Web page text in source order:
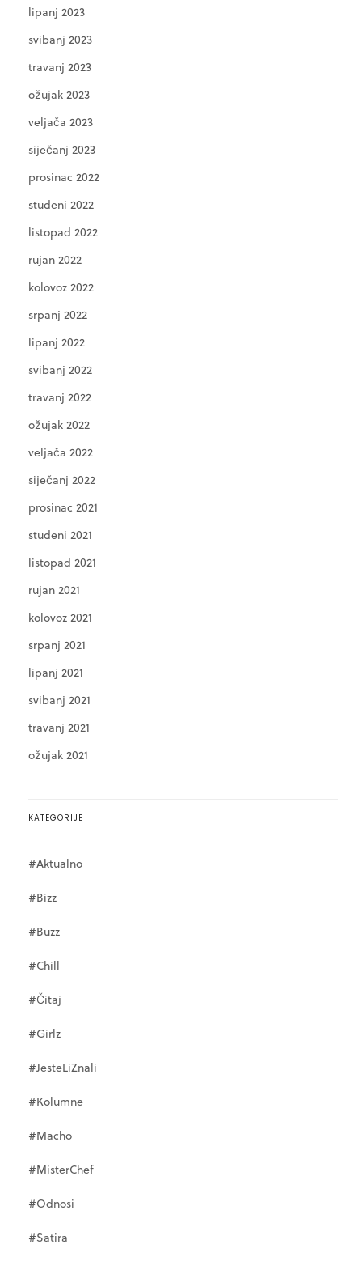
lipanj 2023
svibanj 2023
travanj 2023
ožujak 2023
veljača 2023
siječanj 2023
prosinac 2022
studeni 2022
listopad 2022
rujan 2022
kolovoz 2022
srpanj 2022
lipanj 2022
svibanj 2022
travanj 2022
ožujak 2022
veljača 2022
siječanj 2022
prosinac 2021
studeni 2021
listopad 2021
rujan 2021
kolovoz 2021
srpanj 2021
lipanj 2021
svibanj 2021
travanj 2021
ožujak 2021
KATEGORIJE
#Aktualno
#Bizz
#Buzz
#Chill
#Čitaj
#Girlz
#JesteLiZnali
#Kolumne
#Macho
#MisterChef
#Odnosi
#Satira